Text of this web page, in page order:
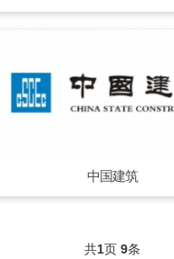
中国建筑
共1页 9条